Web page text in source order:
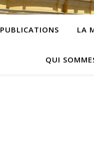
PUBLICATIONS LA
QUI